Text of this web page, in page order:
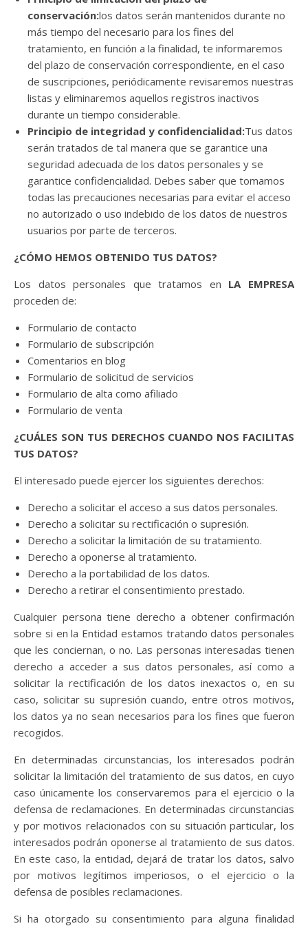
conservación:los datos serán mantenidos durante no
más tiempo del necesario para los fines del
tratamiento, en función a la finalidad, te informaremos
del plazo de conservación correspondiente, en el caso
de suscripciones, periódicamente revisaremos nuestras
listas y eliminaremos aquellos registros inactivos
durante un tiempo considerable.
Principio de integridad y confidencialidad:Tus datos
serán tratados de tal manera que se garantice una
seguridad adecuada de los datos personales y se
garantice confidencialidad. Debes saber que tomamos
todas las precauciones necesarias para evitar el acceso
no autorizado o uso indebido de los datos de nuestros
usuarios por parte de terceros.
¿CÓMO HEMOS OBTENIDO TUS DATOS?
Los datos personales que tratamos en LA EMPRESA
proceden de:
Formulario de contacto
Formulario de subscripción
Comentarios en blog
Formulario de solicitud de servicios
Formulario de alta como afiliado
Formulario de venta
¿CUÁLES SON TUS DERECHOS CUANDO NOS FACILITAS
TUS DATOS?
El interesado puede ejercer los siguientes derechos:
Derecho a solicitar el acceso a sus datos personales.
Derecho a solicitar su rectificación o supresión.
Derecho a solicitar la limitación de su tratamiento.
Derecho a oponerse al tratamiento.
Derecho a la portabilidad de los datos.
Derecho a retirar el consentimiento prestado.
Cualquier persona tiene derecho a obtener confirmación
sobre si en la Entidad estamos tratando datos personales
que les conciernan, o no. Las personas interesadas tienen
derecho a acceder a sus datos personales, así como a
solicitar la rectificación de los datos inexactos o, en su
caso, solicitar su supresión cuando, entre otros motivos,
los datos ya no sean necesarios para los fines que fueron
recogidos.
En determinadas circunstancias, los interesados podrán
solicitar la limitación del tratamiento de sus datos, en cuyo
caso únicamente los conservaremos para el ejercicio o la
defensa de reclamaciones. En determinadas circunstancias
y por motivos relacionados con su situación particular, los
interesados podrán oponerse al tratamiento de sus datos.
En este caso, la entidad, dejará de tratar los datos, salvo
por motivos legítimos imperiosos, o el ejercicio o la
defensa de posibles reclamaciones.
Si ha otorgado su consentimiento para alguna finalidad